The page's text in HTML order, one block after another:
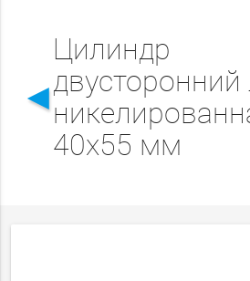
◄
Цилиндр
двусторонний
40x55 мм